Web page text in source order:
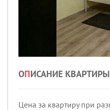
ОПИСАНИЕ КВАРТИРЫ
Цена за квартиру при